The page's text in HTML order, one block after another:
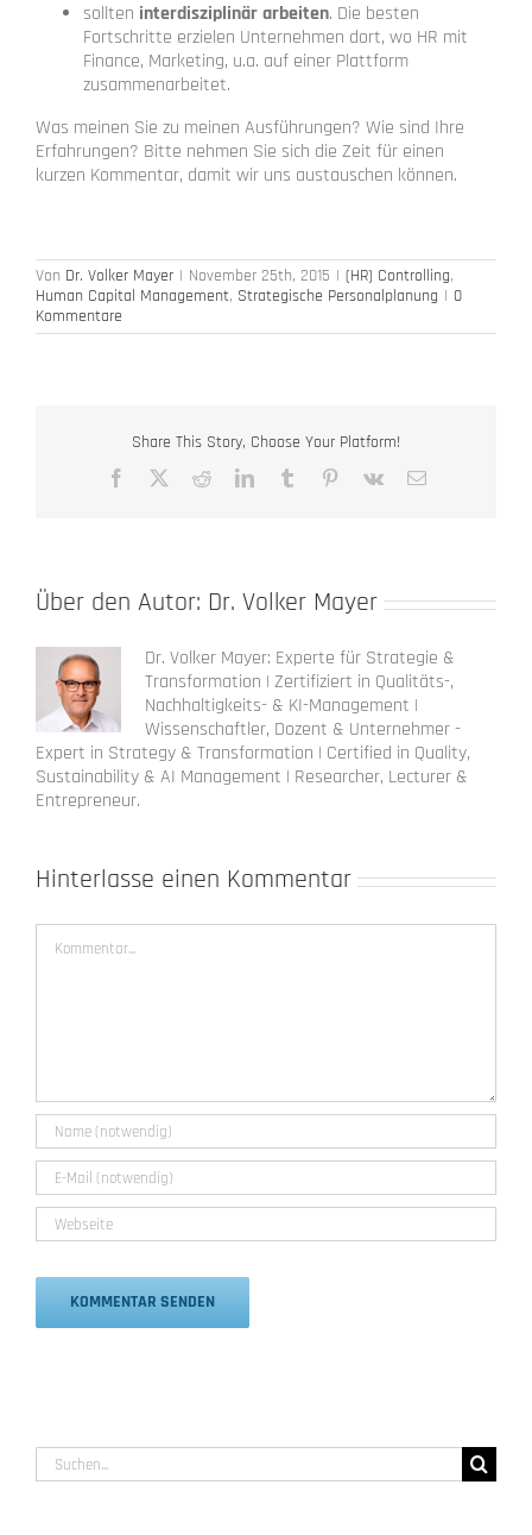
sollten interdisziplinär arbeiten. Die besten
Fortschritte erzielen Unternehmen dort, wo HR mit
Finance, Marketing, u.a. auf einer Plattform
zusammenarbeitet.
Was meinen Sie zu meinen Ausführungen? Wie sind Ihre
Erfahrungen? Bitte nehmen Sie sich die Zeit für einen
kurzen Kommentar, damit wir uns austauschen können.
Von Dr. Volker Mayer | November 25th, 2015 | (HR) Controlling,
Human Capital Management, Strategische Personalplanung | 0
Kommentare
Share This Story, Choose Your Platform!
Facebook RedditLinkedInTumblr Pinterest
Vk
E-
Über den Autor: Dr. Volker Mayer
Dr. Volker Mayer: Experte für Strategie &
Transformation | Zertifiziert in Qualitäts-,
Nachhaltigkeits- & KI-Management |
Wissenschaftler, Dozent & Unternehmer -
Expert in Strategy & Transformation | Certified in Quality,
Sustainability & AI Management | Researcher, Lecturer &
Entrepreneur.
Hinterlasse einen Kommentar
Suche
nach: